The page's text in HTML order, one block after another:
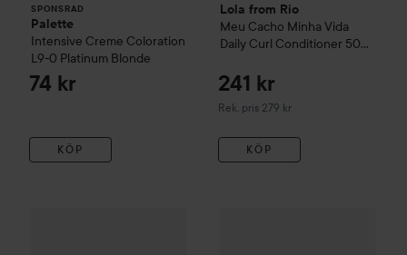
SPONSRAD
Palette
Intensive Creme Coloration
L9-0 Platinum Blonde
74 kr
KÖP
Lola from Rio
Meu Cacho Minha Vida
Daily Curl Conditioner 500
241 kr
Rek. pris 279 kr
Rekommenderat pris 279 kr
KÖP